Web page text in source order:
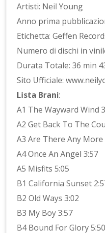
Artisti: Neil Young
Anno prima
Etichetta: Geffen
Numero di dischi in
Durata Totale: 36 min
Sito Ufficiale:
Lista Brani:
A1 The Wayward Wind
A2 Get Back To The
A3 Are There Any More
A4 Once An Angel 3:57
A5 Misfits 5:05
B1 California Sunset
B2 Old Ways 3:02
B3 My Boy 3:57
B4 Bound For Glory 5:50